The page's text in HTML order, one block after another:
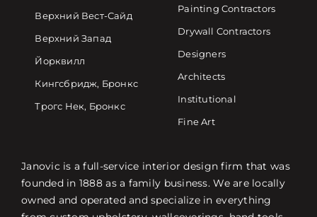
Верхний Вест-Сайд
Верхний Запад
Йорквилл
Кингсбридж, Бронкс
Трогс Нек, Бронкс
Painting Contractors
Drywall Contractors
Designers
Architects
Institutional
Fine Art
Janovic is a full-service interior design firm that was
founded in 1888 as a family business. We are locally
owned and operated and specialize in everything